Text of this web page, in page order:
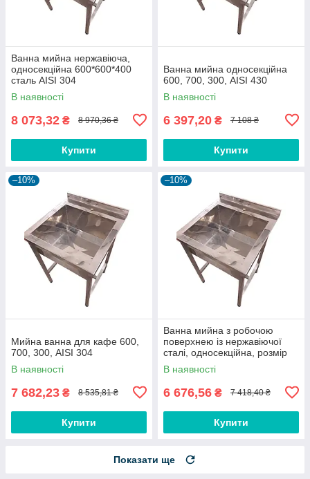
Ванна мийна нержавіюча,
односекційна 600*600*400
сталь AISI 304
В наявності
8 073,32 ₴ 8 970,36 ₴
Купити
Ванна мийна односекційна
600, 700, 300, AISI 430
В наявності
6 397,20 ₴ 7 108 ₴
Купити
–10%
Мийна ванна для кафе 600,
700, 300, AISI 304
В наявності
7 682,23 ₴ 8 535,81 ₴
Купити
–10%
Ванна мийна з робочою
поверхнею із нержавіючої
сталі, односекційна, розмір
600*700*350 мм, AISI 430
В наявності
6 676,56 ₴ 7 418,40 ₴
Купити
Показати ще